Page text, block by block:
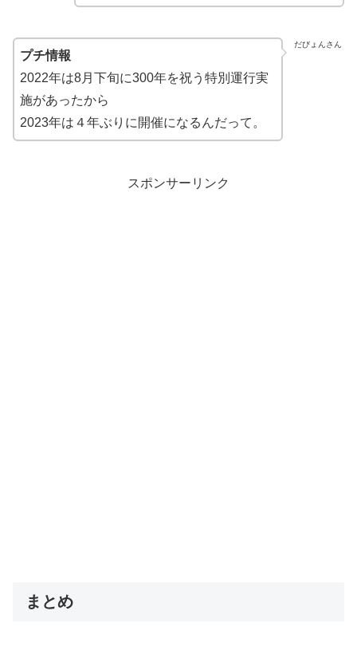
だびょんさん
プチ情報
2022年は8月下旬に300年を祝う特別運行実
施があったから
2023年は４年ぶりに開催になるんだって。
スポンサーリンク
まとめ